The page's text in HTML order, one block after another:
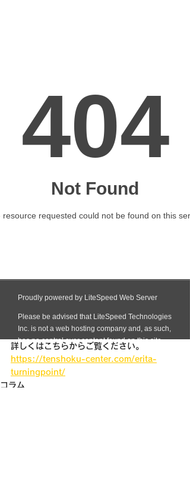
詳しくはこちらからご覧ください。
https://tenshoku-center.com/erita-
turningpoint/
コラム